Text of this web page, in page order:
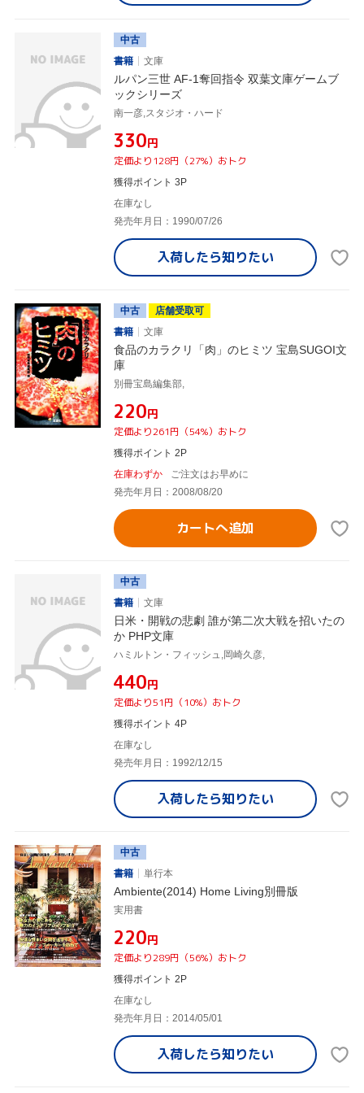
中古
書籍
文庫
ルパン三世 AF-1奪回指令 双葉文庫ゲームブ
ックシリーズ
南一彦,スタジオ・ハード
¥330円
定価より128円（27%）おトク
獲得ポイント 3P
在庫なし
発売年月日：1990/07/26
入荷したら知りたい
中古
店舗受取可
書籍
文庫
食品のカラクリ「肉」のヒミツ 宝島SUGOI文
庫
別冊宝島編集部,
¥220円
定価より261円（54%）おトク
獲得ポイント 2P
在庫わずか
ご注文はお早めに
発売年月日：2008/08/20
カートへ追加
中古
書籍
文庫
日米・開戦の悲劇 誰が第二次大戦を招いたの
か PHP文庫
ハミルトン・フィッシュ,岡崎久彦,
¥440円
定価より51円（10%）おトク
獲得ポイント 4P
在庫なし
発売年月日：1992/12/15
入荷したら知りたい
中古
書籍
単行本
Ambiente(2014) Home Living別冊版
実用書
¥220円
定価より289円（56%）おトク
獲得ポイント 2P
在庫なし
発売年月日：2014/05/01
入荷したら知りたい